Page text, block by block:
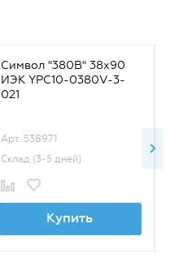
Символ "380В" 38х90
ИЭК YPC10-0380V-3-
021
Арт. 538971
Склад (3-5 дней)
Купить